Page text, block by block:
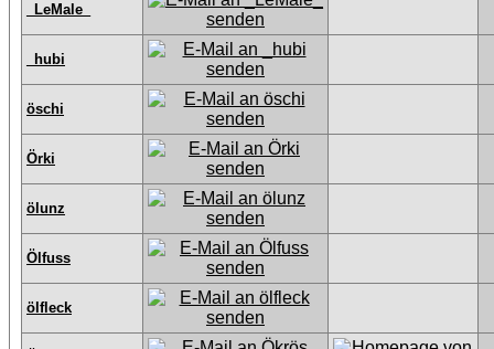
_LeMale_
_hubi
öschi
Örki
ölunz
Ölfuss
ölfleck